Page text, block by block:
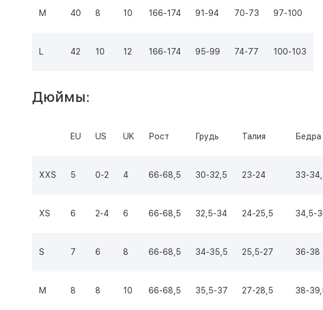
M 40 8 10 166-174 91-94 70-73 97-100
L 42 10 12 166-174 95-99 74-77 100-103
Дюймы:
EU US UK Рост Грудь Талия Бедра
XXS 5 0-2 4 66-68,5 30-32,5 23-24 33-
XS 6 2-4 6 66-68,5 32,5-34 24-25,5 34,5-
S 7 6 8 66-68,5 34-35,5 25,5-27 36-38
M 8 8 10 66-68,5 35,5-37 27-28,5 38-